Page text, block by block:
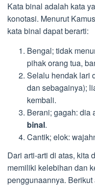
Kata binal adalah kata
konotasi. Menurut
kata binal dapat berarti:
Bengal; tidak
pihak orang tua,
Selalu hendak lari
dan sebagainya);
kembali.
Berani; gagah: dia
binal.
Cantik; elok:
Dari arti-arti di atas, kita
memiliki kelebihan dan
penggunaannya.